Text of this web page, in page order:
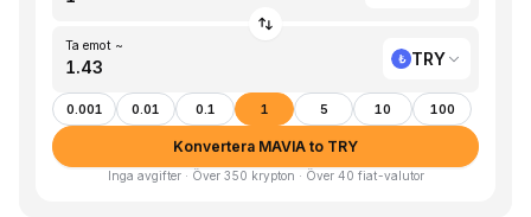
Ta emot ~
TRY
0.001 0.01 0.1 1 5 10 100
Konvertera MAVIA to TRY
Inga avgifter · Över 350 krypton · Över 40 fiat-valutor